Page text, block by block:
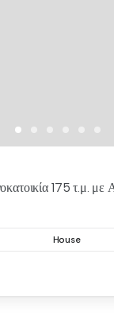
175 τ.μ. με
House